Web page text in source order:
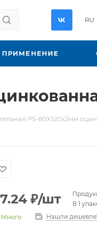
RU
ПРИМЕНЕНИЕ
PS-80X120х2мм
₽/шт
В 1
Много
Нашли